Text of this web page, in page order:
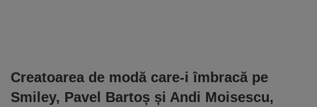
Creatoarea de modă care-i îmbracă pe
Smiley, Pavel Bartoș și Andi Moisescu,